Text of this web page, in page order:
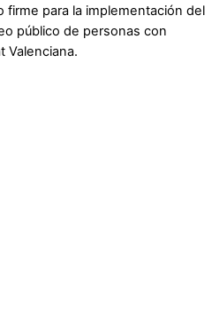
para la implementación del
público de personas con
Valenciana.